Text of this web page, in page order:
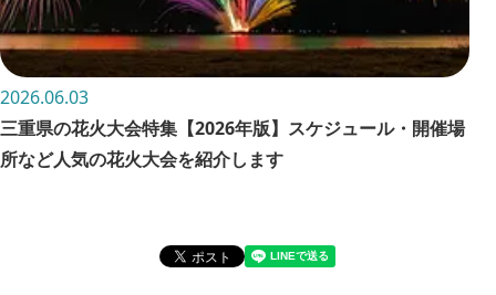
2026.06.03
三重県の花火大会特集【2026年版】スケジュール・開催場
所など人気の花火大会を紹介します